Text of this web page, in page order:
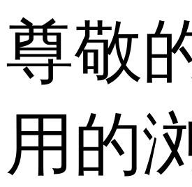
尊敬
用的